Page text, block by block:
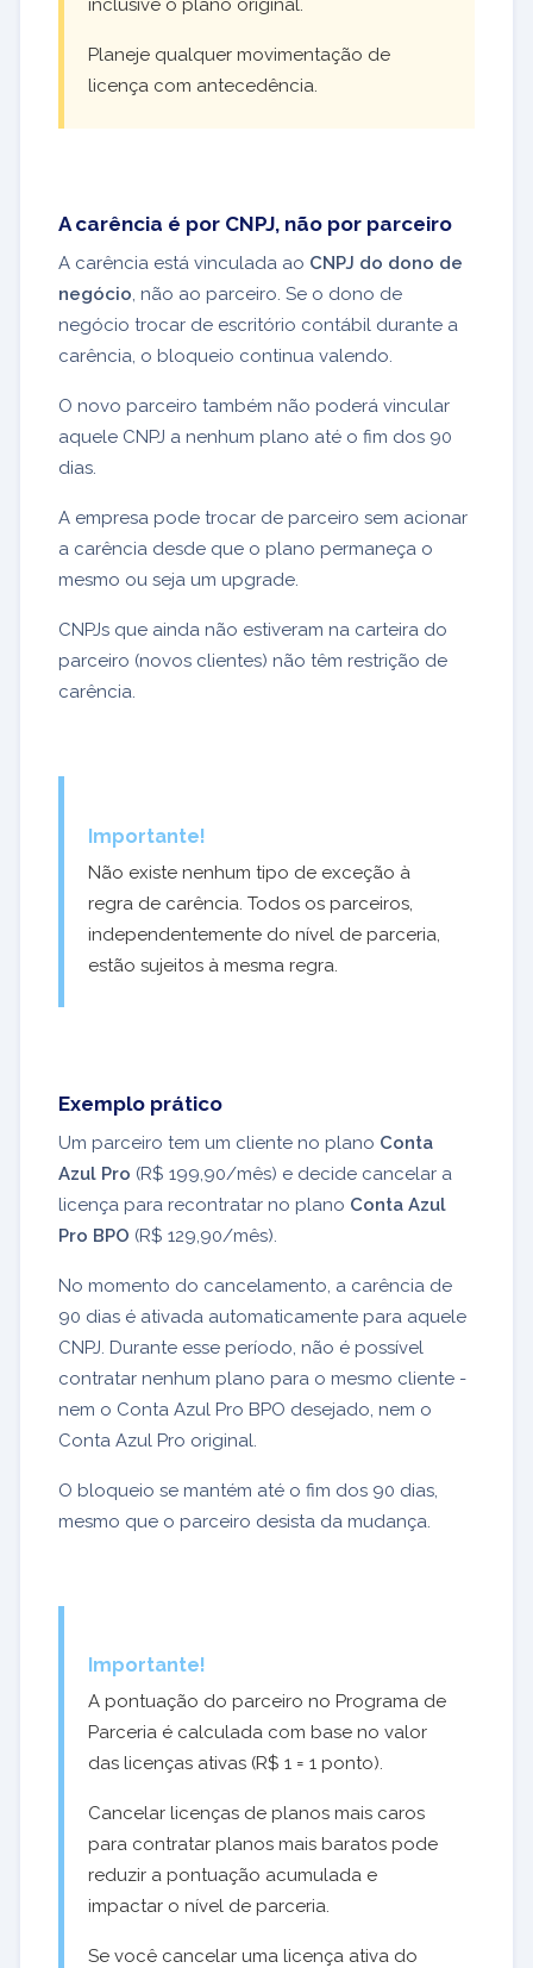
inclusive o plano original.
Planeje qualquer movimentação de
licença com antecedência.
A carência é por CNPJ, não por parceiro
A carência está vinculada ao CNPJ do dono de
negócio, não ao parceiro. Se o dono de
negócio trocar de escritório contábil durante a
carência, o bloqueio continua valendo.
O novo parceiro também não poderá vincular
aquele CNPJ a nenhum plano até o fim dos 90
dias.
A empresa pode trocar de parceiro sem acionar
a carência desde que o plano permaneça o
mesmo ou seja um upgrade.
CNPJs que ainda não estiveram na carteira do
parceiro (novos clientes) não têm restrição de
carência.
Importante!
Não existe nenhum tipo de exceção à
regra de carência. Todos os parceiros,
independentemente do nível de parceria,
estão sujeitos à mesma regra.
Exemplo prático
Um parceiro tem um cliente no plano Conta
Azul Pro (R$ 199,90/mês) e decide cancelar a
licença para recontratar no plano Conta Azul
Pro BPO (R$ 129,90/mês).
No momento do cancelamento, a carência de
90 dias é ativada automaticamente para aquele
CNPJ. Durante esse período, não é possível
contratar nenhum plano para o mesmo cliente -
nem o Conta Azul Pro BPO desejado, nem o
Conta Azul Pro original.
O bloqueio se mantém até o fim dos 90 dias,
mesmo que o parceiro desista da mudança.
Importante!
A pontuação do parceiro no Programa de
Parceria é calculada com base no valor
das licenças ativas (R$ 1 = 1 ponto).
Cancelar licenças de planos mais caros
para contratar planos mais baratos pode
reduzir a pontuação acumulada e
impactar o nível de parceria.
Se você cancelar uma licença ativa do